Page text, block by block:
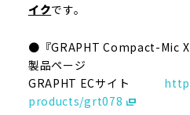
イクです。
●『GRAPHT Compact-Mic
製品ページ
GRAPHT ECサイト
products/grt078